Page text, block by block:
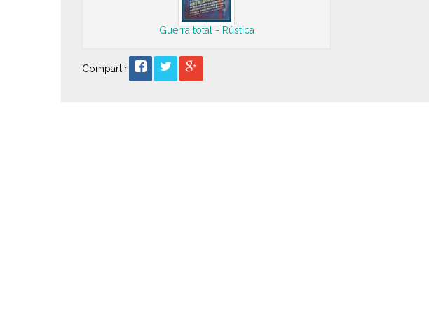
Guerra total - Rústica
Compartir